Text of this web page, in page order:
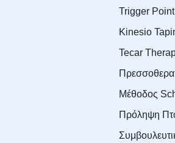
Trigger
Kinesio
Tecar
Μέθοδος
Πρόληψη